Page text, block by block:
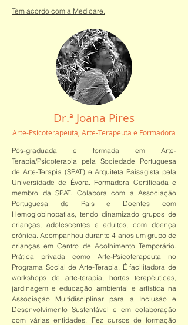
Tem acordo com a Medicare.
Dr.ª Joana Pires
Arte-Psicoterapeuta, Arte-Terapeuta e Formadora
Pós-graduada e formada em Arte-
Terapia/Psicoterapia pela Sociedade Portuguesa
de Arte-Terapia (SPAT) e Arquiteta Paisagista pela
Universidade de Évora. Formadora Certificada e
membro da SPAT. Colabora com a Associação
Portuguesa de Pais e Doentes com
Hemoglobinopatias, tendo dinamizado grupos de
crianças, adolescentes e adultos, com doença
crónica. Acompanhou durante 4 anos um grupo de
crianças em Centro de Acolhimento Temporário.
Prática privada como Arte-Psicoterapeuta no
Programa Social de Arte-Terapia. É facilitadora de
workshops de arte-terapia, hortas terapêuticas,
jardinagem e educação ambiental e artística na
Associação Multidisciplinar para a Inclusão e
Desenvolvimento Sustentável e em colaboração
com várias entidades. Fez cursos de formação